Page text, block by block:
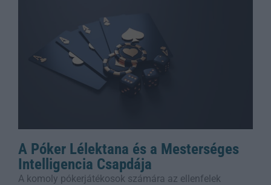
A Póker Lélektana és a Mesterséges
Intelligencia Csapdája
A komoly pókerjátékosok számára az ellenfelek